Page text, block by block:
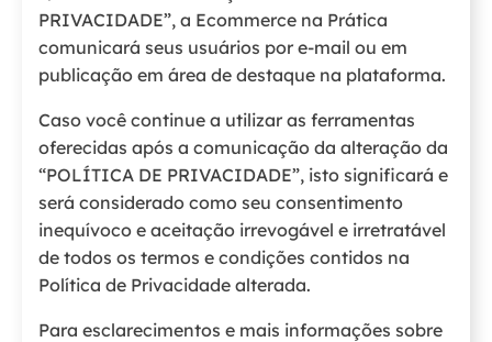
PRIVACIDADE”, a Ecommerce na Prática
comunicará seus usuários por e-mail ou em
publicação em área de destaque na plataforma.
Caso você continue a utilizar as ferramentas
oferecidas após a comunicação da alteração da
“POLÍTICA DE PRIVACIDADE”, isto significará e
será considerado como seu consentimento
inequívoco e aceitação irrevogável e irretratável
de todos os termos e condições contidos na
Política de Privacidade alterada.
Para esclarecimentos e mais informações sobre